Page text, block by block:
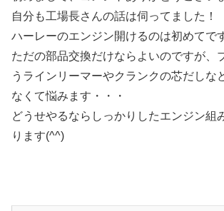
自分も工場長さんの話は伺ってました！
ハーレーのエンジン開けるのは初めてで
ただの部品交換だけならよいのですが、
うラインリーマーやクランクの芯だしな
なくて悩みます・・・
どうせやるならしっかりしたエンジン組
ります(^^)